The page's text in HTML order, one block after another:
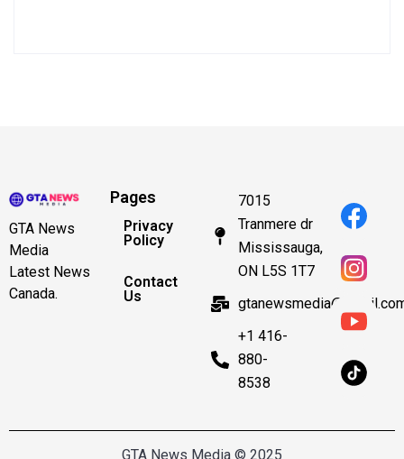
GTA News
Media
Latest News
Canada.
Pages
Privacy
Policy
Contact
Us
7015
Tranmere dr
Mississauga,
ON L5S 1T7
+1 416-
880-
8538
GTA News Media © 2025